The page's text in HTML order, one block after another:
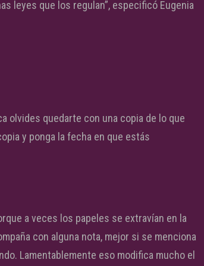
leyes que los regulan”, especificó Eugenia
olvides quedarte con una copia de lo que
y ponga la fecha en que estás
a veces los papeles se extravían en la
con alguna nota, mejor si se menciona
Lamentablemente eso modifica mucho el